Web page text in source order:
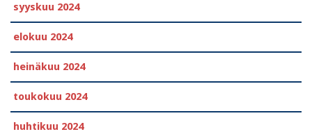
syyskuu 2024
elokuu 2024
heinäkuu 2024
toukokuu 2024
huhtikuu 2024